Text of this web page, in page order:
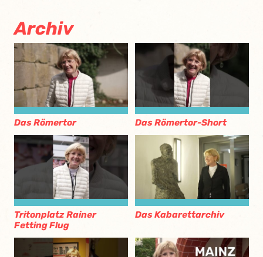
Archiv
Das Römertor Das Römertor-Short
Tritonplatz Rainer
Fetting Flug
Das Kabarettarchiv